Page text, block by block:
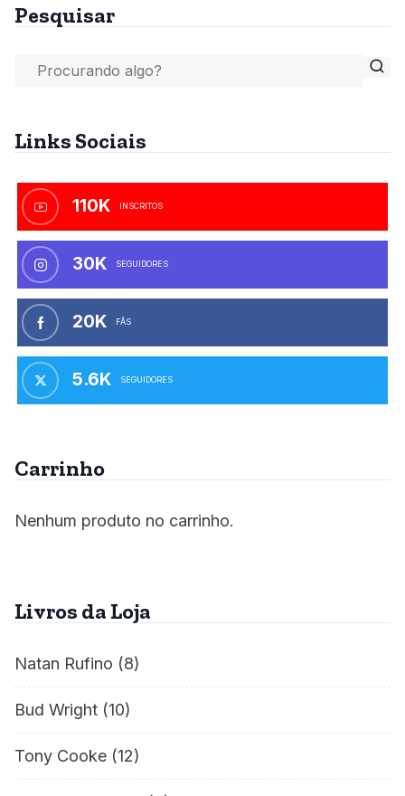
Pesquisar
Links Sociais
110K INSCRITOS
30K SEGUIDORES
20K FÃS
5.6K SEGUIDORES
Carrinho
Nenhum produto no carrinho.
Livros da Loja
Natan Rufino (8)
Bud Wright (10)
Tony Cooke (12)